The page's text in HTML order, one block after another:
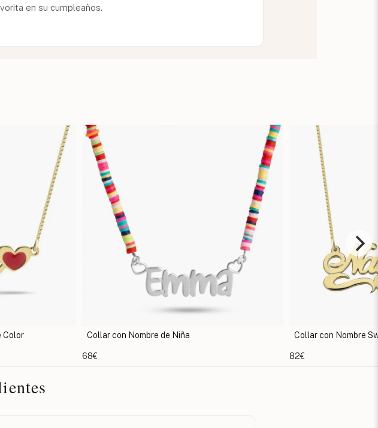
en su cumpleaños.
Color Collar con Nombre de Niña
68€
Collar con Nombre
82€